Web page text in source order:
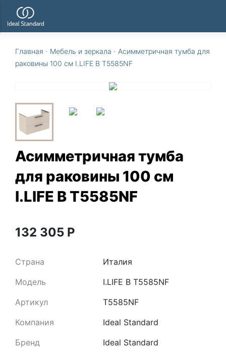
Главная · Мебель и зеркала · Асимметричная тумба для
раковины 100 см I.LIFE B T5585NF
Асимметричная тумба
для раковины 100 см
I.LIFE B T5585NF
132 305 Р
Страна
Италия
Модель
I.LIFE B T5585NF
Артикул
T5585NF
Компания
Ideal Standard
Бренд
Ideal Standard